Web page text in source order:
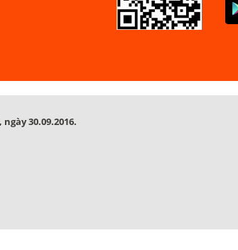
30.09.2016.